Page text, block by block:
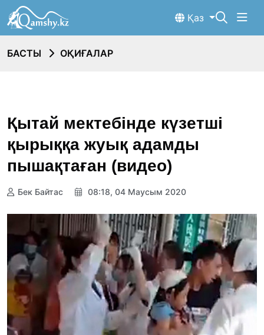
Қаз
БАСТЫ ОҚИҒАЛАР
Қытай мектебінде күзетші
қырыққа жуық адамды
пышақтаған (видео)
Бек Байтас 08:18, 04 Маусым 2020